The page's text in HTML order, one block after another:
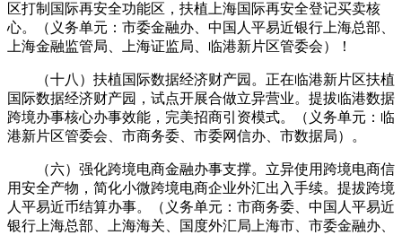
区打制国际再安全功能区，扶植上海国际再安全登记买卖核
心。（义务单元：市委金融办、中国人平易近银行上海总部、
上海金融监管局、上海证监局、临港新片区管委会）！
（十八）扶植国际数据经济财产园。正在临港新片区扶植
国际数据经济财产园，试点开展合做立异营业。提拔临港数据
跨境办事核心办事效能，完美招商引资模式。（义务单元：临
港新片区管委会、市商务委、市委网信办、市数据局）。
（六）强化跨境电商金融办事支撑。立异使用跨境电商信
用安全产物，简化小微跨境电商企业外汇出入手续。提拔跨境
人平易近币结算办事。（义务单元：市商务委、中国人平易近
银行上海总部、上海海关、国度外汇局上海市、市委金融办、